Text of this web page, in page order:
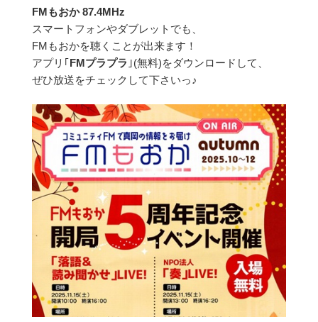
FMもおか 87.4MHz
スマートフォンやダブレットでも、
FMもおかを聴くことが出来ます！
アプリ｢FMプラプラ ｣(無料)をダウンロードして、
ぜひ放送をチェックして下さいっ♪